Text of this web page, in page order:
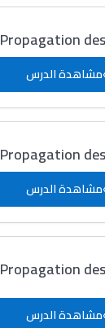
Propagation
مشاهدة الدرس
Propagation
مشاهدة الدرس
Propagation
مشاهدة الدرس